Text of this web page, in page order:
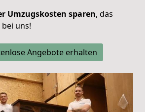
Umzugskosten sparen, das
uns!
Angebote erhalten